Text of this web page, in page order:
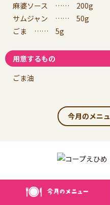
麻婆ソース …… 200g
サムジャン …… 50g
ごま …… 5g
用意するもの
ごま油
今月のメニ